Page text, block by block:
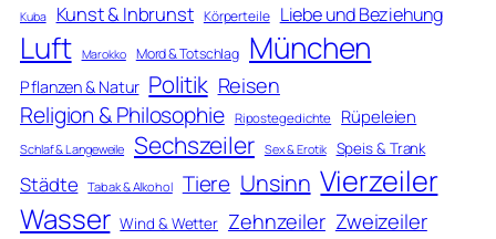
Kuba Kunst & Inbrunst Körperteile Liebe und Beziehung
Luft Marokko Mord & Totschlag München
Pflanzen & Natur Politik Reisen
Religion & Philosophie Ripostegedichte Rüpeleien
Schlaf & Langeweile Sechszeiler Sex & Erotik Speis & Trank
Städte Tabak & Alkohol Tiere Unsinn Vierzeiler
Wasser Wind & Wetter Zehnzeiler Zweizeiler